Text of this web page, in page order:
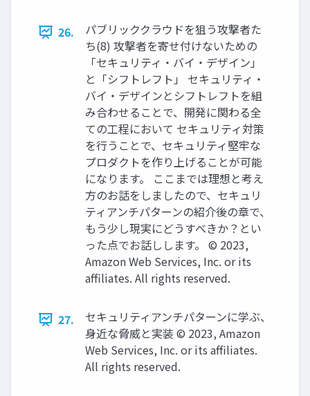
26.
パブリッククラウドを狙う攻撃者た
ち(8) 攻撃者を寄せ付けないための
「セキュリティ・バイ・デザイン」
と「シフトレフト」 セキュリティ・
バイ・デザインとシフトレフトを組
み合わせることで、開発に関わる全
ての工程において セキュリティ対策
を行うことで、セキュリティ堅牢な
プロダクトを作り上げることが可能
になります。 ここまでは理想と考え
方のお話をしましたので、セキュリ
ティアンチパターンの紹介後の章で、
もう少し現実にどうすべきか？とい
った点でお話しします。 © 2023,
Amazon Web Services, Inc. or its
affiliates. All rights reserved.
27.
セキュリティアンチパターンに学ぶ、
身近な脅威と実装 © 2023, Amazon
Web Services, Inc. or its affiliates.
All rights reserved.